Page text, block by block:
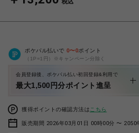
税込
ポケパル払いで 0〜0ポイント
（1P=1円）※キャンペーン分除く
会員登録後、ポケパル払い初回登録&利用で
最大1,500円分ポイント進呈
獲得ポイントの確認方法は こちら
販売期間 2026年03月01日 00時00分 〜 2050